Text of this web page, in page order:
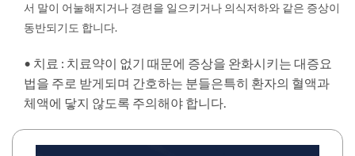
서 말이 어눌해지거나 경련을 일으키거나 의식저하와 같은 증상이
동반되기도 합니다.
• 치료 : 치료약이 없기 때문에 증상을 완화시키는 대증요
법을 주로 받게되며 간호하는 분들은특히 환자의 혈액과
체액에 닿지 않도록 주의해야 합니다.